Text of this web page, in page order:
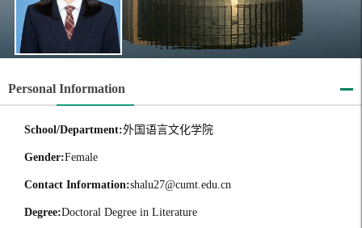
Personal Information
School/Department:外国语言文化学院
Gender:Female
Contact Information:shalu27@cumt.edu.cn
Degree:Doctoral Degree in Literature